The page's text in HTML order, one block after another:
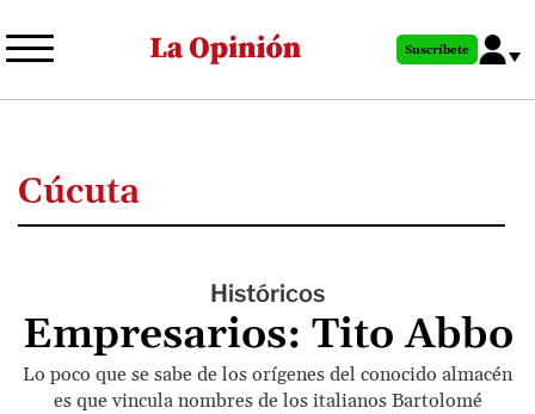
al
principal
Suscríbete
Cúcuta
Históricos
Empresarios: Tito Abbo
Lo poco que se sabe de los orígenes del conocido almacén
es que vincula nombres de los italianos Bartolomé